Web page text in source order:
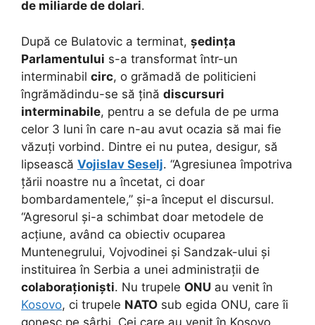
de miliarde de dolari.
După ce Bulatovic a terminat, ședința
Parlamentului s-a transformat într-un
interminabil circ, o grămadă de politicieni
îngrămădindu-se să țină discursuri
interminabile, pentru a se defula de pe urma
celor 3 luni în care n-au avut ocazia să mai fie
văzuți vorbind. Dintre ei nu putea, desigur, să
lipsească Vojislav Seselj. “Agresiunea împotriva
țării noastre nu a încetat, ci doar
bombardamentele,” și-a început el discursul.
“Agresorul și-a schimbat doar metodele de
acțiune, având ca obiectiv ocuparea
Muntenegrului, Vojvodinei și Sandzak-ului și
instituirea în Serbia a unei administrații de
colaboraționiști. Nu trupele ONU au venit în
Kosovo, ci trupele NATO sub egida ONU, care îi
gonesc pe sârbi. Cei care au venit în Kosovo